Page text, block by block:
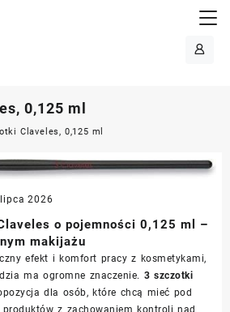
0,125 ml
Claveles, 0,125 ml
2026
o pojemności 0,125 ml –
makijażu
efekt i komfort pracy z kosmetykami,
ma ogromne znaczenie. 3 szczotki
dla osób, które chcą mieć pod
z zachowaniem kontroli nad